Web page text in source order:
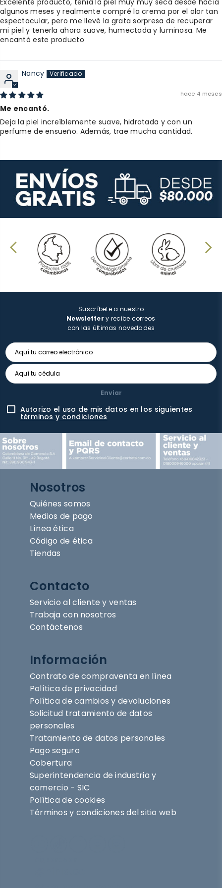
algunos meses y realmente compré la crema por el olor tan
espectacular, pero me llevé la grata sorpresa de recuperar
mi piel y tenerla ahora suave, humectada y luminosa. Me
encantó este producto
Nancy
hace 4 meses
Me encantó.
Deja la piel increíblemente suave, hidratada y con un
perfume de ensueño. Además, trae mucha cantidad.
Suscríbete a nuestro
Newsletter y recibe correos
con las últimas novedades
Enviar
Autorizo el uso de mis datos en los siguientes
términos y condiciones
Nosotros
Quiénes somos
Medios de pago
Línea ética
Código de ética
Tiendas
Contacto
Servicio al cliente y ventas
Trabaja con nosotros
Contáctenos
Información
Contrato de compraventa en línea
Política de privacidad
Política de cambios y devoluciones
Solicitud tratamiento de datos
personales
Tratamiento de datos personales
Pago seguro
Cobertura
Superintendencia de industria y
comercio - SIC
Política de cookies
Términos y condiciones del sitio web